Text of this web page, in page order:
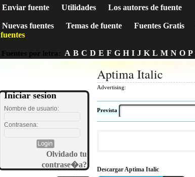
Enviar fuente Utilidades Los autores de fuente
Nuevas fuentes Temas de fuente Fuentes Gratis
fuentes
Fuentes por letra: A B C D E F G H I J K L M N O P
Iniciar sesion
Nombre de usuario:
Contrasena:
Olvidado tu
contrase�a?
Aptima Italic
Advertising:
Prevista
Descargar Aptima Italic